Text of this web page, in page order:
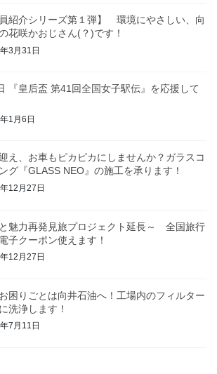
員紹介シリーズ第１弾】 環境にやさしい、向
花咲かおじさん(？)です！
3月31日
『皇后盃 第41回全国女子駅伝』を応援して
1月6日
え、お車もピカピカにしませんか？ガラスコ
グ『GLASS NEO』の施工を承ります！
12月27日
魅力再発見旅プロジェクト延長～ 全国旅行
子クーポン使えます！
12月27日
困りごとは向井石油へ！工場内のフィルター
洗浄します！
7月11日